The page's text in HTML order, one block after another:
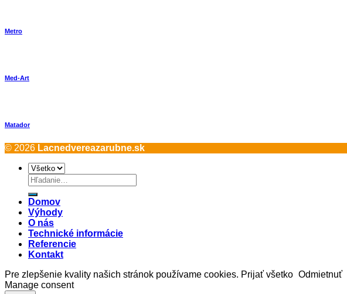
Metro
Med-Art
Matador
© 2026 Lacnedvereazarubne.sk
Hľadať:
Domov
Výhody
O nás
Technické informácie
Referencie
Kontakt
Pre zlepšenie kvality našich stránok používame cookies. Prijať všetko Odmietnuť
Manage consent